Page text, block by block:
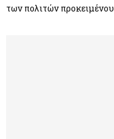
των πολιτών